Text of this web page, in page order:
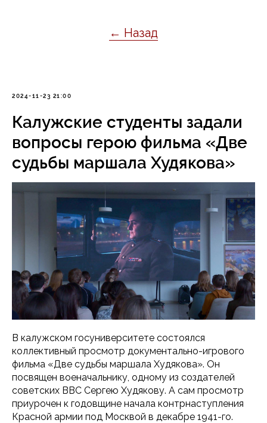
← Назад
2024-11-23 21:00
Калужские студенты задали
вопросы герою фильма «Две
судьбы маршала Худякова»
В калужском госуниверситете состоялся
коллективный просмотр документально-игрового
фильма «Две судьбы маршала Худякова». Он
посвящен военачальнику, одному из создателей
советских ВВС Сергею Худякову. А сам просмотр
приурочен к годовщине начала контрнаступления
Красной армии под Москвой в декабре 1941-го.